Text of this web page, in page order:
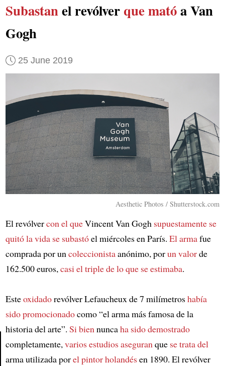
Article
Subastanel revólver que matóa Van
Gogh
25 June 2019
Aesthetic Photos / Shutterstock.com
El revólvercon el queVincent Van Gogh supuestamente se
quitó la vida se subastóel miércoles en París. El armafue
comprada por un coleccionistaanónimo, porun valorde
162.500 euros, casi el triple delo que se estimaba.
Esteoxidadorevólver Lefaucheux de 7 milímetroshabía
sido promocionadocomo “el arma más famosa de la
historia del arte”. Si bien nuncaha sido demostrado
completamente, varios estudios aseguran que se trata del
arma utilizada porel pintor holandésen 1890. El revólver